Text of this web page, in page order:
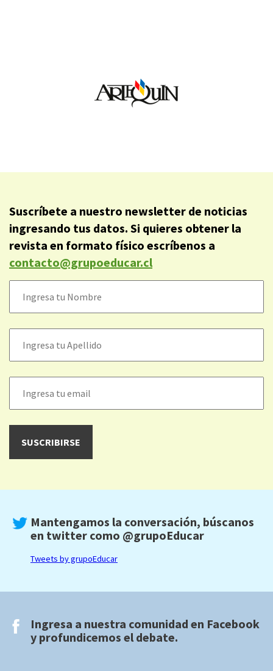
Suscríbete a nuestro newsletter de noticias
ingresando tus datos. Si quieres obtener la
revista en formato físico escríbenos a
contacto@grupoeducar.cl
Mantengamos la conversación, búscanos
en twitter como @grupoEducar
Tweets by grupoEducar
Ingresa a nuestra comunidad en Facebook
y profundicemos el debate.